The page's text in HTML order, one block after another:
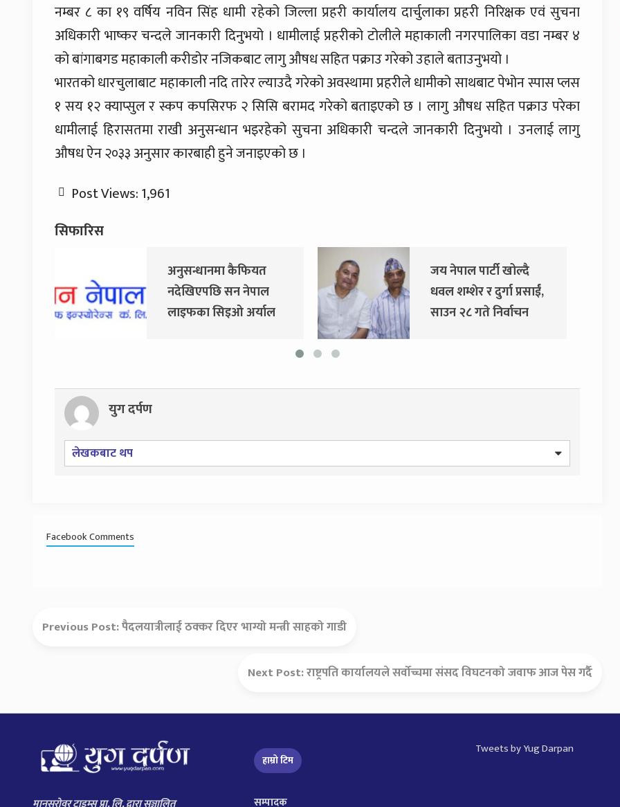
नम्बर ८ का १९ वर्षिय नविन सिंह धामी रहेको जिल्ला प्रहरी कार्यालय दार्चुलाका प्रहरी निरिक्षक एवं सुचना
अधिकारी भाष्कर चन्दले जानकारी दिनुभयो । धामीलाई प्रहरीको टोलीले महाकाली नगरपालिका वडा नम्बर ४
को बांगाबगड महाकाली करीडोर नजिकबाट लागु औषध सहित पक्राउ गरेको उहाले बताउनुभयो ।
भारतको धारचुलाबाट महाकाली नदि तारेर ल्याउदै गरेको अवस्थामा प्रहरीले धामीको साथबाट पेभोन स्पास प्लस
१ सय १२ क्याप्सुल र स्कप कपसिरफ २ सिसि बरामद गरेको बताइएको छ । लागु औषध सहित पक्राउ परेका
धामीलाई हिरासतमा राखी अनुसन्धान भइरहेको सुचना अधिकारी चन्दले जानकारी दिनुभयो । उनलाई लागु
औषध ऐन २०३३ अनुसार कारबाही हुने जनाइएको छ ।
Post Views:1,961
सिफारिस
अनुसन्धानमा कैफियत
नदेखिएपछि सन नेपाल
लाइफका सिइओ अर्याल
जय नेपाल पार्टी खोल्दै
धवल शम्शेर र दुर्गा प्रसाईं,
साउन २८ गते निर्वाचन
आयोग जाने
युग दर्पण
लेखकबाट थप
Facebook Comments
Previous Post:पैदलयात्रीलाई ठक्कर दिएर भाग्यो मन्त्री साहको गाडी
Next Post:राष्ट्रपति कार्यालयले सर्वोच्चमा संसद विघटनको जवाफ आज पेस गर्दै
हाम्रो टिम
सम्पादक
Tweets by Yug Darpan